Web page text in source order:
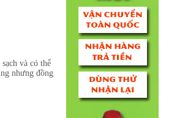
và có thể
nhưng đồng